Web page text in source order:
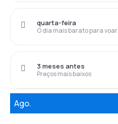
O dia mais barato para voar
quarta-feira
Preços mais baixos
3 meses antes
Ago.